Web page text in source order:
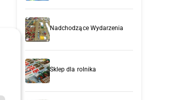
Nadchodzące Wydarzenia
Sklep dla rolnika